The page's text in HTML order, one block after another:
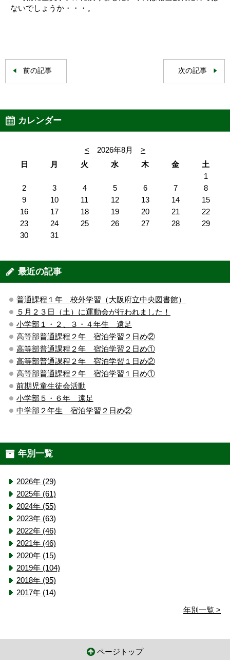
ないでしょうか・・・。
前の記事 次の記事
カレンダー
< 2026年8月
>
日
月 火 水 木 金
土
1
2
3 4 5 6 7
8
9
10 11 12 13 14
15
16
17 18 19 20 21
22
23
24 25 26 27 28
29
30
31
最近の記事
普通課程１年 校外学習（大阪府立中央図書館）
５月２３日（土）に運動会が行われました！
小学部１・２、３・４年生 遠足
高等部普通課程２年 宿泊学習２日め②
高等部普通課程２年 宿泊学習２日め①
高等部普通課程２年 宿泊学習１日め②
高等部普通課程２年 宿泊学習１日め①
前期児童生徒会活動
小学部５・６年 遠足
中学部２年生 宿泊学習２日め②
年別一覧
2026年 (29)
2025年 (61)
2024年 (55)
2023年 (63)
2022年 (46)
2021年 (46)
2020年 (15)
2019年 (104)
2018年 (95)
2017年 (14)
年別一覧 >
ページトップ